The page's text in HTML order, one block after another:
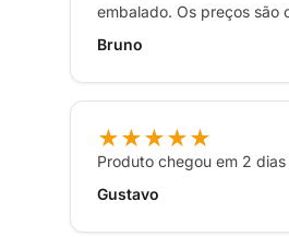
embalado. Os preços são
Bruno
★★★★★
Produto chegou em 2
Gustavo